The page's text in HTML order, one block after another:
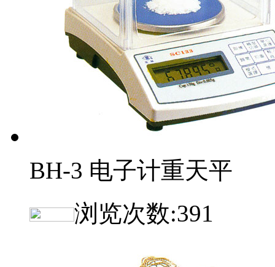
BH-3 电子计重天平
浏览次数:391